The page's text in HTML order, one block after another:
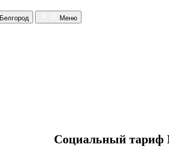
Белгород Меню
Социальный тариф